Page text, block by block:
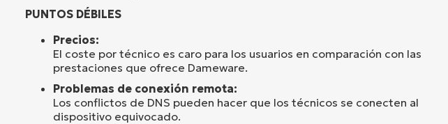
PUNTOS DÉBILES
Precios:
El coste por técnico es caro para los usuarios en comparación con las
prestaciones que ofrece Dameware.
Problemas de conexión remota:
Los conflictos de DNS pueden hacer que los técnicos se conecten al
dispositivo equivocado.